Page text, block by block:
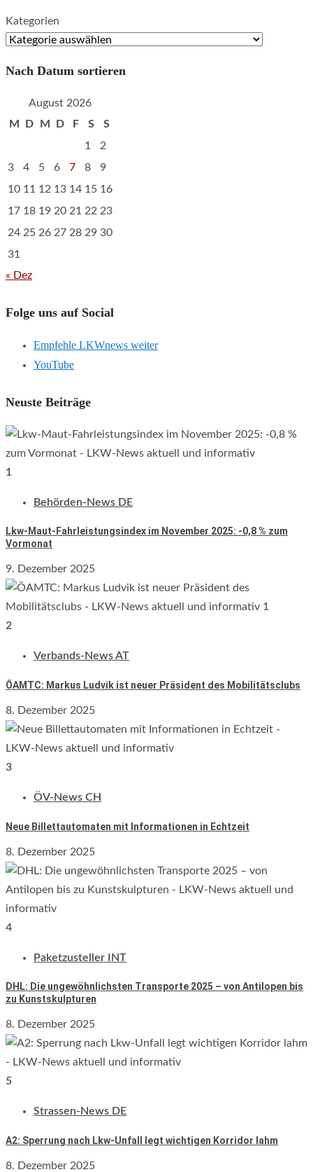
Kategorien
Nach Datum sortieren
August 2026
M
D M D F S
S
1
2
3
4 5 6 7 8
9
10 11 12 13 14 15 16
17 18 19 20 21 22 23
24 25 26 27 28 29 30
31
« Dez
Folge uns auf Social
Empfehle LKWnews weiter
YouTube
Neuste Beiträge
1
Behörden-News DE
Lkw-Maut-Fahrleistungsindex im November 2025: -0,8 % zum
Vormonat
9. Dezember 2025
2
Verbands-News AT
ÖAMTC: Markus Ludvik ist neuer Präsident des Mobilitätsclubs
8. Dezember 2025
3
ÖV-News CH
Neue Billettautomaten mit Informationen in Echtzeit
8. Dezember 2025
4
Paketzusteller INT
DHL: Die ungewöhnlichsten Transporte 2025 – von Antilopen bis
zu Kunstskulpturen
8. Dezember 2025
5
Strassen-News DE
A2: Sperrung nach Lkw-Unfall legt wichtigen Korridor lahm
8. Dezember 2025